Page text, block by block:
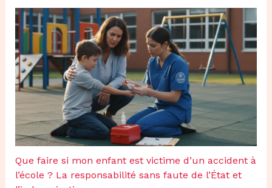
Que faire si mon enfant est victime d’un accident à
l’école ? La responsabilité sans faute de l’État et